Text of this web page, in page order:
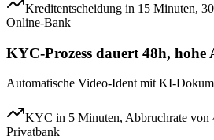
Kreditentscheidung in 15 Minuten,
Online-Bank
KYC-Prozess dauert 48h, hohe
Automatische Video-Ident mit KI-
KYC in 5 Minuten, Abbruchrate von
Privatbank